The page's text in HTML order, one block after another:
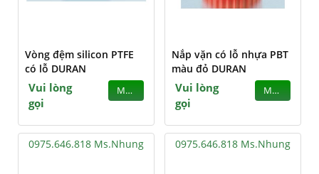
Vòng đệm silicon PTFE
có lỗ DURAN
Vui lòng
gọi
MUA
Nắp vặn có lỗ nhựa PBT
màu đỏ DURAN
Vui lòng
gọi
MUA
0975.646.818 Ms.Nhung 0975.646.818 Ms.Nhung